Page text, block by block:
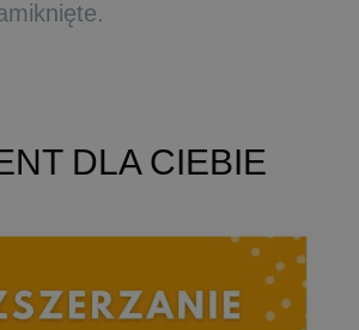
DLA CIEBIE